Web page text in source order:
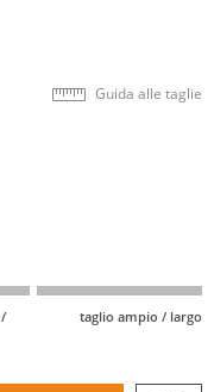
Guida alle taglie
taglio ampio / largo